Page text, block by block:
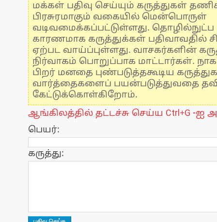
மக்கள் பதிவு செய்யும் கருத்துகள்
பிரசுரமாகும் வகையில் மென்பொருள்
வடிவமைக்கப்பட்டுள்ளது.
காரணமாக கருத்துக்கள் பதிவாவதில்
ஏற்பட வாய்ப்புள்ளது. வாசகர்களின்
நிர்வாகம் பொறுப்பாக மாட்டார்கள்.
பிறர் மனதை புண்படுத்தகூடிய
வார்த்தைகளைப் பயன்படுத்துவதை
கேட்டுக்கொள்கிறோம்.
ஆங்கிலத்தில் தட்டச்சு செய்ய Ctrl+G -ஐ
பெயர்:
கருத்து: